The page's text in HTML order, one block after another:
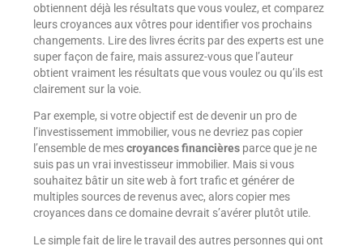
obtiennent déjà les résultats que vous voulez, et comparez
leurs croyances aux vôtres pour identifier vos prochains
changements. Lire des livres écrits par des experts est une
super façon de faire, mais assurez-vous que l’auteur
obtient vraiment les résultats que vous voulez ou qu’ils est
clairement sur la voie.
Par exemple, si votre objectif est de devenir un pro de
l’investissement immobilier, vous ne devriez pas copier
l’ensemble de mescroyances financièresparce que je ne
suis pas un vrai investisseur immobilier. Mais si vous
souhaitez bâtir un site web à fort trafic et générer de
multiples sources de revenus avec, alors copier mes
croyances dans ce domaine devrait s’avérer plutôt utile.
Le simple fait de lire le travail des autres personnes qui ont